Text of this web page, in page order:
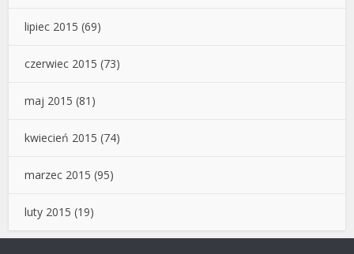
lipiec 2015 (69)
czerwiec 2015 (73)
maj 2015 (81)
kwiecień 2015 (74)
marzec 2015 (95)
luty 2015 (19)